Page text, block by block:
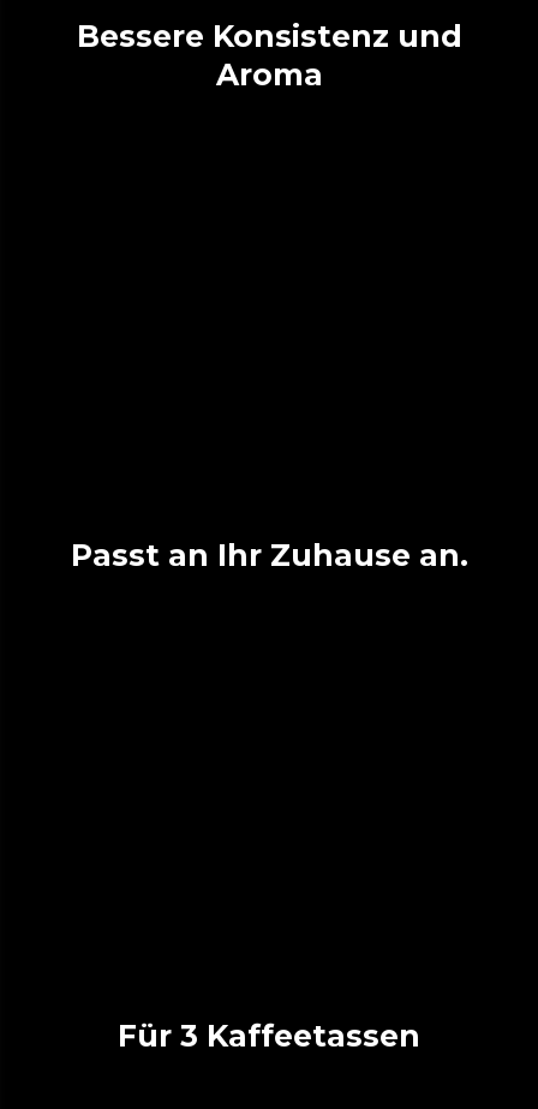
Bessere Konsistenz und
Aroma
Passt an Ihr Zuhause an.
Für 3 Kaffeetassen